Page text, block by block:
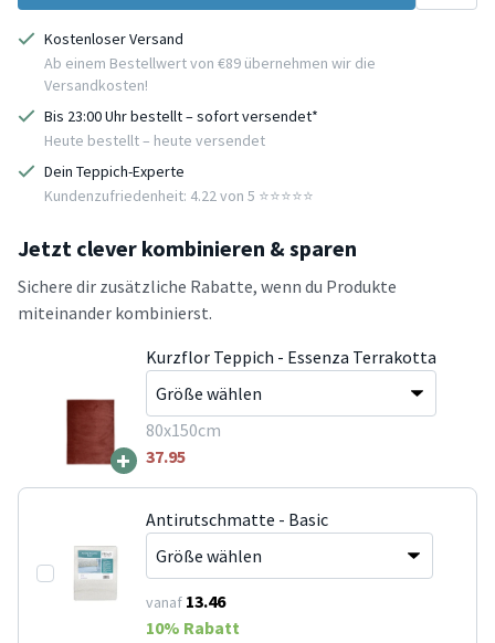
Kostenloser Versand
Ab einem Bestellwert von €89 übernehmen wir die
Versandkosten!
Bis 23:00 Uhr bestellt – sofort versendet*
Heute bestellt – heute versendet
Dein Teppich-Experte
Kundenzufriedenheit: 4.22 von 5 ⭐️⭐️⭐️⭐️⭐️
Jetzt clever kombinieren & sparen
Sichere dir zusätzliche Rabatte, wenn du Produkte
miteinander kombinierst.
+
Kurzflor Teppich - Essenza Terrakotta
80x150cm
37.95
Antirutschmatte - Basic
vanaf 13.46
10% Rabatt